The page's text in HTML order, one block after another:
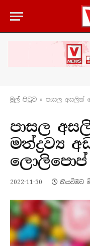
මුල් පිටු​ව » පාසල අසලින්
පාසල
මත්ද්‍රව්‍ය
2022-11-30 කියවීමට